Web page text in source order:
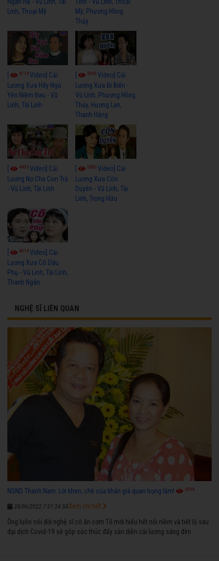
Ngân Hà - Vũ Linh, Tài
Linh, Thoại Mỹ
Tình - Vũ Linh, Thoại
Mỹ, Phương Hồng
Thủy
4114Video] Cải
Lương Xưa Hãy Ngủ
Yên Niềm Đau - Vũ
Linh, Tài Linh
3965Video] Cải
Lương Xưa Đi Biển -
Vũ Linh, Phương Hồng
Thủy, Hương Lan,
Thanh Hằng
4433 Video] Cải
Lương Nợ Cha Con Trả
- Vũ Linh, Tài Linh
3600Video] Cải
Lương Xưa Còn
Duyên - Vũ Linh, Tài
Linh, Trọng Hữu
4016Video] Cải
Lương Xưa Cô Dâu
Phụ - Vũ Linh, Tài Linh,
Thanh Ngân
NGHỆ SĨ LIÊN QUAN
NSND Thanh Nam: Lời khen, chê của khán giả quan trọng lắm! 3596
28/06/2022 7:01:24 SA
Ông luôn nói đời nghệ sĩ có ăn cơm Tổ mới hiểu hết nỗi niềm và tiết lộ sau
đại dịch Covid-19 sẽ góp sức thúc đẩy sàn diễn cải lương sáng đèn
Xem chi tiết